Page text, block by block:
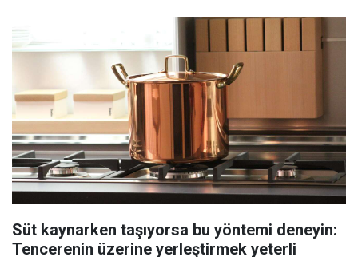
Süt kaynarken taşıyorsa bu yöntemi deneyin:
Tencerenin üzerine yerleştirmek yeterli